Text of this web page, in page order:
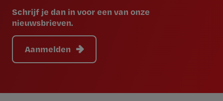
Schrijf je dan in voor een van onze
nieuwsbrieven.
Aanmelden